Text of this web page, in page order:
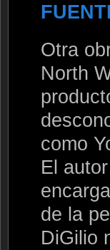
Otra
North
como
El
de la
DiGilio